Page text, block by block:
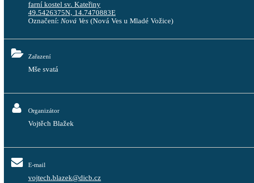
farní kostel sv. Kateřiny
49.5426375N, 14.7470883E
Označení: Nová Ves (Nová Ves u Mladé Vožice)
Zařazení
Mše svatá
Organizátor
Vojtěch Blažek
E-mail
vojtech.blazek@dicb.cz